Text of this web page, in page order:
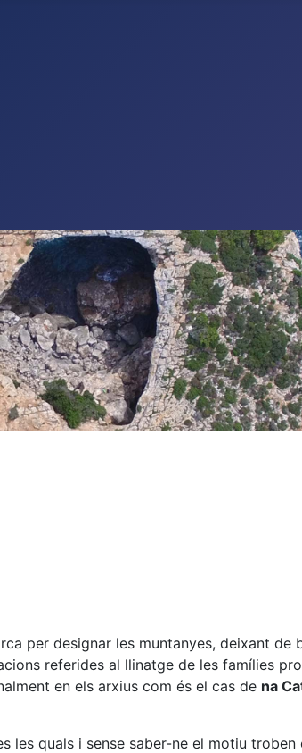
per designar les muntanyes, deixant
referides al llinatge de les famílies
en els arxius com és el cas de na
les quals i sense saber-ne el motiu